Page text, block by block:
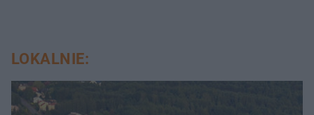
LOKALNIE: